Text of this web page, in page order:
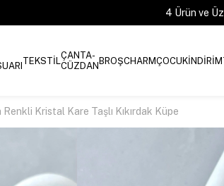
4 Ürün ve
TEKSTİLÇANTA-
CÜZDANBROŞCHARMÇOCUKİNDİRİM
Renkli Kristal Kare Taşlı Kıkırdak Küpe